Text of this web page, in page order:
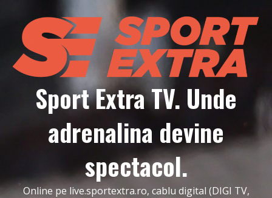
content
Sport Extra TV. Unde
adrenalina devine
spectacol.
Online pe live.sportextra.ro, cablu digital (DIGI TV,